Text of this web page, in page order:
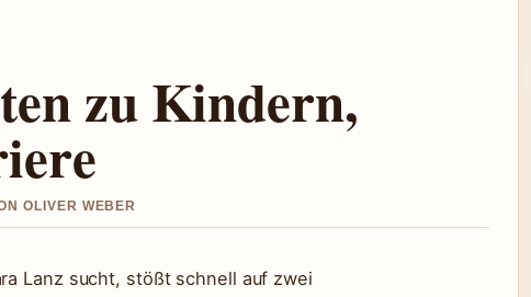
zu Kindern,
OLIVER WEBER
Lanz sucht, stößt schnell auf zwei